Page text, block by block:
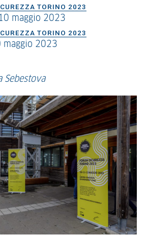
TORINO 2023
maggio 2023
TORINO 2023
maggio 2023
Sebestova